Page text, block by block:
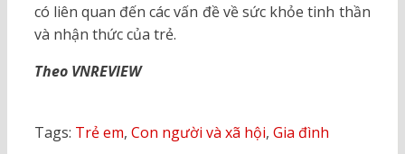
có liên quan đến các vấn đề về sức khỏe tinh thần
và nhận thức của trẻ.
Theo VNREVIEW
Tags: Trẻ em, Con người và xã hội, Gia đình